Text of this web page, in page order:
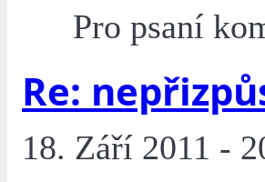
Pro psaní
Re:
18. Září 2011 -